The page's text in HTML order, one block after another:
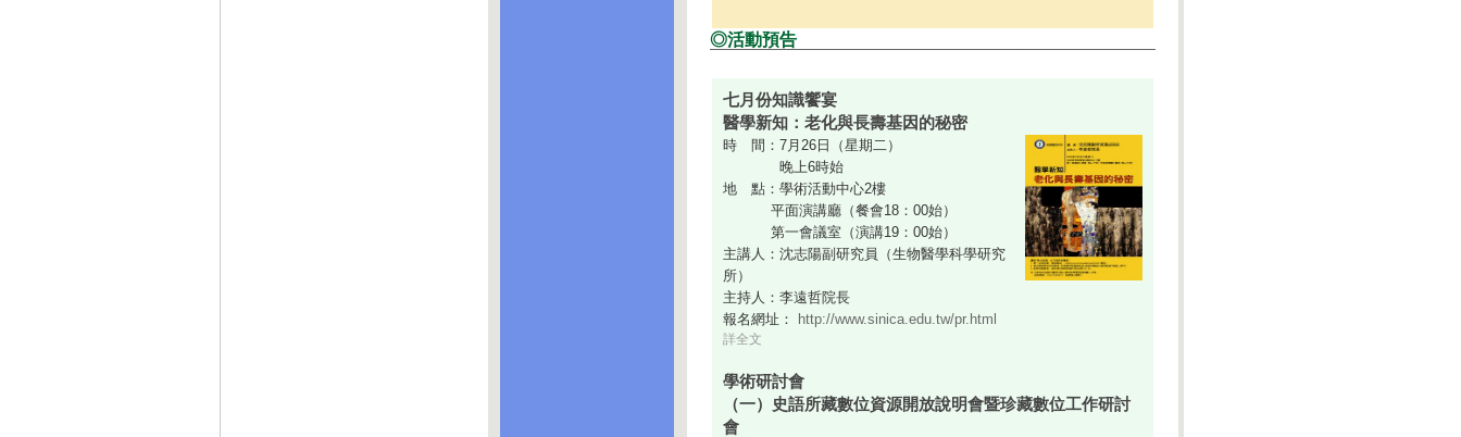
◎活動預告
七月份知識饗宴
醫學新知：老化與長壽基因的秘密
時 間：7月26日（星期二）
晚上6時始
地 點：學術活動中心2樓
平面演講廳（餐會18：00始）
第一會議室（演講19：00始）
主講人：沈志陽副研究員（生物醫學科學研究
所）
主持人：李遠哲院長
報名網址：
http://www.sinica.edu.tw/pr.html
詳全文
學術研討會
（一）史語所藏數位資源開放說明會暨珍藏數位工作研討
會